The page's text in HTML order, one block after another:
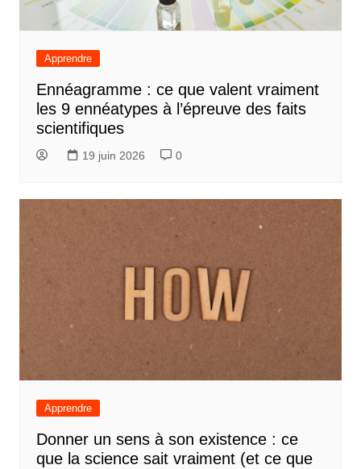
Apprendre
Ennéagramme : ce que valent vraiment
les 9 ennéatypes à l’épreuve des faits
scientifiques
19 juin 2026 0
Apprendre
Donner un sens à son existence : ce
que la science sait vraiment (et ce que